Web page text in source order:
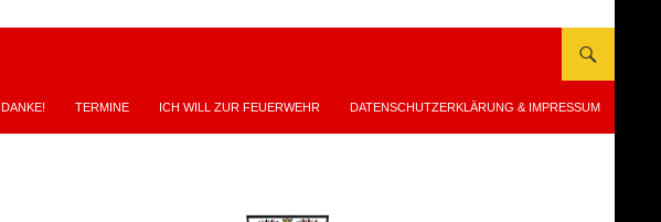
DANKE! TERMINE ICH WILL ZUR FEUERWEHR DATENSCHUTZERKLÄRUNG & IMPRESSUM